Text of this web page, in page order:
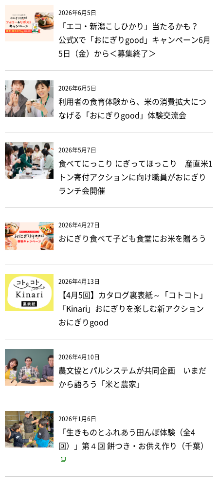
2026年6月5日
「エコ・新潟こしひかり」当たるかも？
公式Xで「おにぎりgood」キャンペーン6月
5日（金）から＜募集終了＞
2026年6月5日
利用者の食育体験から、米の消費拡大につ
なげる「おにぎりgood」体験交流会
2026年5月7日
食べてにっこり にぎってほっこり 産直米1
トン寄付アクションに向け職員がおにぎり
ランチ会開催
2026年4月27日
おにぎり食べて子ども食堂にお米を贈ろう
2026年4月13日
【4月5回】カタログ裏表紙～「コトコト」
「Kinari」おにぎりを楽しむ新アクション
おにぎりgood
2026年4月10日
農文協とパルシステムが共同企画 いまだ
から語ろう「米と農家」
2026年1月6日
「生きものとふれあう田んぼ体験（全4
回）」第４回 餅つき・お供え作り（千葉）